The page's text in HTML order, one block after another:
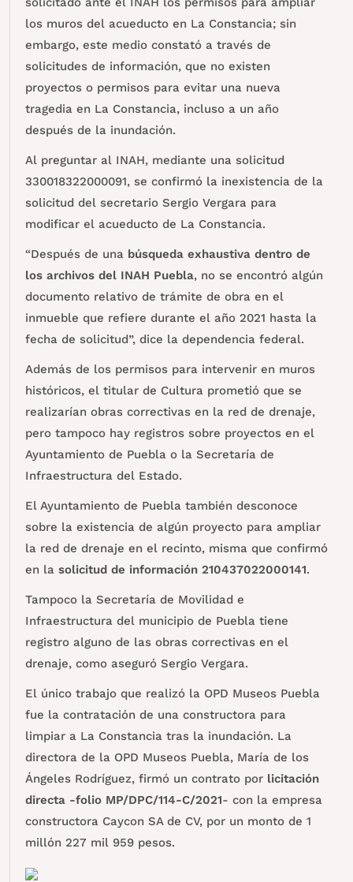
los muros del acueducto en La Constancia; sin
embargo, este medio constató a través de
solicitudes de información, que no existen
proyectos o permisos para evitar una nueva
tragedia en La Constancia, incluso a un año
después de la inundación.
Al preguntar al INAH, mediante una solicitud
330018322000091, se confirmó la inexistencia de la
solicitud del secretario Sergio Vergara para
modificar el acueducto de La Constancia.
“Después de una búsqueda exhaustiva dentro de
los archivos del INAH Puebla, no se encontró algún
documento relativo de trámite de obra en el
inmueble que refiere durante el año 2021 hasta la
fecha de solicitud”, dice la dependencia federal.
Además de los permisos para intervenir en muros
históricos, el titular de Cultura prometió que se
realizarían obras correctivas en la red de drenaje,
pero tampoco hay registros sobre proyectos en el
Ayuntamiento de Puebla o la Secretaría de
Infraestructura del Estado.
El Ayuntamiento de Puebla también desconoce
sobre la existencia de algún proyecto para ampliar
la red de drenaje en el recinto, misma que confirmó
en lasolicitud de información 210437022000141.
Tampoco la Secretaría de Movilidad e
Infraestructura del municipio de Puebla tiene
registro alguno de las obras correctivas en el
drenaje, como aseguró Sergio Vergara.
El único trabajo que realizó la OPD Museos Puebla
fue la contratación de una constructora para
limpiar a La Constancia tras la inundación. La
directora de la OPD Museos Puebla, María de los
Ángeles Rodríguez, firmó un contrato por licitación
directa -folio MP/DPC/114-C/2021- con la empresa
constructora Caycon SA de CV, por un monto de 1
millón 227 mil 959 pesos.